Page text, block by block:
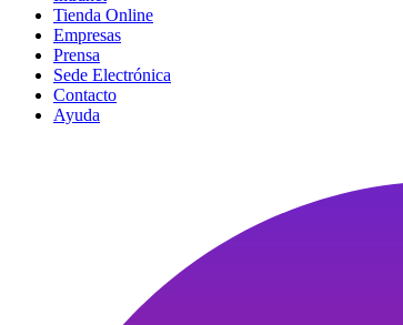
Tienda Online
Empresas
Prensa
Sede Electrónica
Contacto
Ayuda